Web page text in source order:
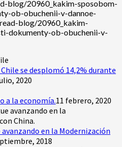
blog/20960_kakim-sposobom-
ob-obuchenii-v-dannoe-
blog/20960_kakim-
dokumenty-ob-obuchenii-v-
se desplomó 14,2% durante
2020
a la economía.11 febrero, 2020
avanzando en la Modernización
2018